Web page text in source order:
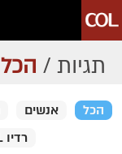
תגיות / הכל
הכל אנשים
רדיו COL